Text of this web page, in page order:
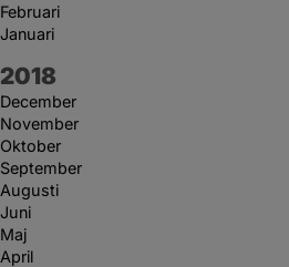
Februari
Januari
År:
2018
December
November
Oktober
September
Augusti
Juni
Maj
April